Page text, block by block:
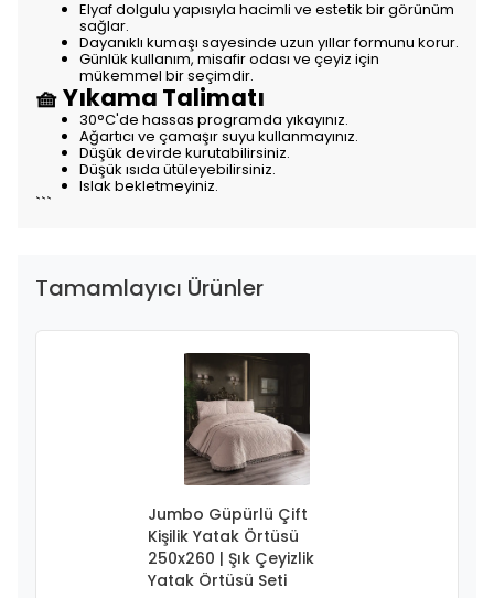
Elyaf dolgulu yapısıyla hacimli ve estetik bir görünüm
sağlar.
Dayanıklı kumaşı sayesinde uzun yıllar formunu korur.
Günlük kullanım, misafir odası ve çeyiz için
mükemmel bir seçimdir.
🧺 Yıkama Talimatı
30°C'de hassas programda yıkayınız.
Ağartıcı ve çamaşır suyu kullanmayınız.
Düşük devirde kurutabilirsiniz.
Düşük ısıda ütüleyebilirsiniz.
Islak bekletmeyiniz.
```
Tamamlayıcı Ürünler
Jumbo Güpürlü Çift
Kişilik Yatak Örtüsü
250x260 | Şık Çeyizlik
Yatak Örtüsü Seti